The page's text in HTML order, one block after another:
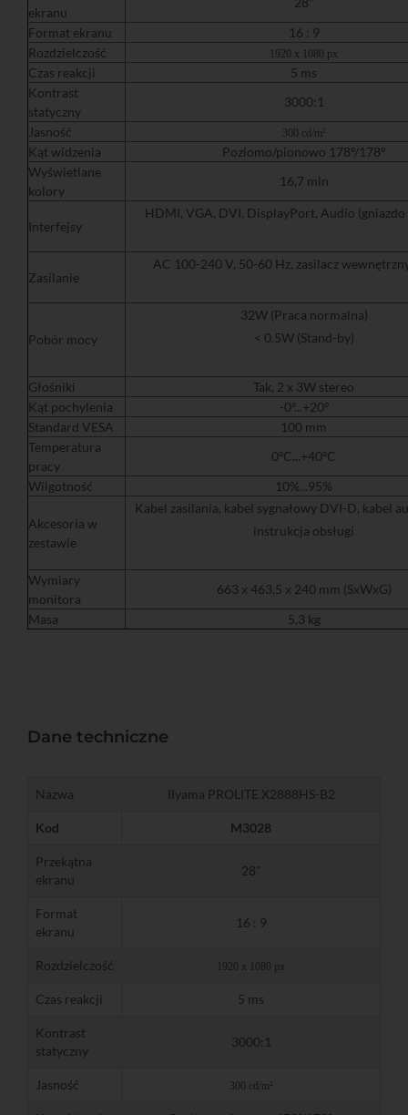
ekranu
Format ekranu
16 : 9
Rozdzielczość
1920 x 1080 px
Czas reakcji
5 ms
Kontrast
statyczny
3000:1
Jasność
300 cd/m²
Kąt widzenia
Poziomo/pionowo 178º/178º
Wyświetlane
kolory
16,7 mln
Interfejsy
HDMI, VGA, DVI, DisplayPort, Audio
Zasilanie
AC 100-240 V, 50-60 Hz, zasilacz
Pobór mocy
32W (Praca normalna)
< 0.5W (Stand-by)
Głośniki
Tak, 2 x 3W stereo
Kąt pochylenia
-0º...+20º
Standard VESA
100 mm
Temperatura
pracy
0ºC...+40ºC
Wilgotność
10%...95%
Akcesoria w
zestawie
Kabel zasilania, kabel sygnałowy DVI-D, kabel
instrukcja obsługi
Wymiary
monitora
663 x 463,5 x 240 mm (SxWxG)
Masa
5,3 kg
Dane techniczne
Nazwa IIyama PROLITE X2888HS-B2
Kod M3028
Przekątna
ekranu
28"
Format
ekranu
16 : 9
Rozdzielczość 1920 x 1080 px
Czas reakcji 5 ms
Kontrast
statyczny
3000:1
Jasność 300 cd/m²